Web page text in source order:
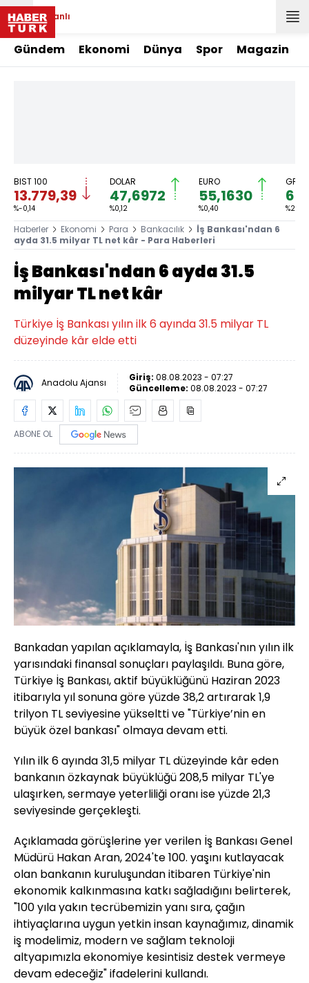
Canlı
Gündem Ekonomi Dünya Spor Magazin
BIST 100
13.779,39
%-0,14
DOLAR
47,6972
%0,12
EURO
55,1630
%0,40 %2,43
Haberler Ekonomi Para Bankacılık
İş Bankası'ndan 6
ayda 31.5 milyar TL net kâr - Para Haberleri
İş Bankası'ndan 6 ayda 31.5
milyar TL net kâr
Türkiye İş Bankası yılın ilk 6 ayında 31.5 milyar TL
düzeyinde kâr elde etti
Anadolu Ajansı Giriş: 08.08.2023 - 07:27
Güncelleme: 08.08.2023 - 07:27
ABONE OL
Bankadan yapılan açıklamayla, İş Bankası'nın yılın ilk
yarısındaki finansal sonuçları paylaşıldı. Buna göre,
Türkiye İş Bankası, aktif büyüklüğünü Haziran 2023
itibarıyla yıl sonuna göre yüzde 38,2 artırarak 1,9
trilyon TL seviyesine yükseltti ve "Türkiye’nin en
büyük özel bankası" olmaya devam etti.
Yılın ilk 6 ayında 31,5 milyar TL düzeyinde kâr eden
bankanın özkaynak büyüklüğü 208,5 milyar TL'ye
ulaşırken, sermaye yeterliliği oranı ise yüzde 21,3
seviyesinde gerçekleşti.
Açıklamada görüşlerine yer verilen İş Bankası Genel
Müdürü Hakan Aran, 2024'te 100. yaşını kutlayacak
olan bankanın kuruluşundan itibaren Türkiye'nin
ekonomik kalkınmasına katkı sağladığını belirterek,
"100 yıla yakın tecrübemizin yanı sıra, çağın
ihtiyaçlarına uygun yetkin insan kaynağımız, dinamik
iş modelimiz, modern ve sağlam teknoloji
altyapımızla ekonomiye kesintisiz destek vermeye
devam edeceğiz" ifadelerini kullandı.